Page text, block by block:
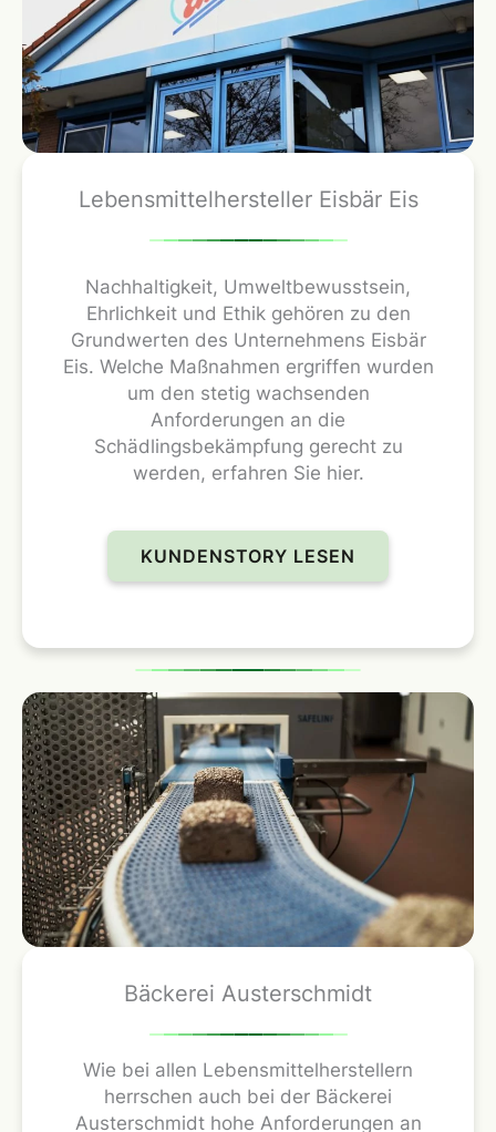
Lebensmittelhersteller Eisbär Eis
Nachhaltigkeit, Umweltbewusstsein,
Ehrlichkeit und Ethik gehören zu den
Grundwerten des Unternehmens Eisbär
Eis. Welche Maßnahmen ergriffen wurden
um den stetig wachsenden
Anforderungen an die
Schädlingsbekämpfung gerecht zu
werden, erfahren Sie hier.
KUNDENSTORY LESEN
Bäckerei Austerschmidt
Wie bei allen Lebensmittelherstellern
herrschen auch bei der Bäckerei
Austerschmidt hohe Anforderungen an